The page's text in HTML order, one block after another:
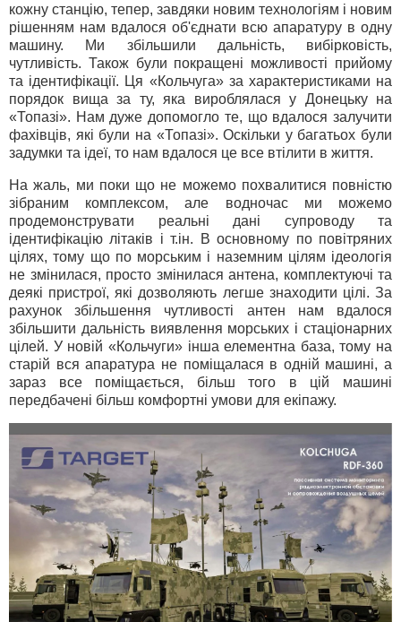
кожну станцію, тепер, завдяки новим технологіям і новим
рішенням нам вдалося об'єднати всю апаратуру в одну
машину. Ми збільшили дальність, вибірковість,
чутливість. Також були покращені можливості прийому
та ідентифікації. Ця «Кольчуга» за характеристиками на
порядок вища за ту, яка вироблялася у Донецьку на
«Топазі». Нам дуже допомогло те, що вдалося залучити
фахівців, які були на «Топазі». Оскільки у багатьох були
задумки та ідеї, то нам вдалося це все втілити в життя.
На жаль, ми поки що не можемо похвалитися повністю
зібраним комплексом, але водночас ми можемо
продемонструвати реальні дані супроводу та
ідентифікацію літаків і т.ін. В основному по повітряних
цілях, тому що по морським і наземним цілям ідеологія
не змінилася, просто змінилася антена, комплектуючі та
деякі пристрої, які дозволяють легше знаходити цілі. За
рахунок збільшення чутливості антен нам вдалося
збільшити дальність виявлення морських і стаціонарних
цілей. У новій «Кольчуги» інша елементна база, тому на
старій вся апаратура не поміщалася в одній машині, а
зараз все поміщається, більш того в цій машині
передбачені більш комфортні умови для екіпажу.